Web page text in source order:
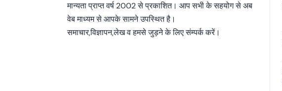
मान्यता प्राप्त वर्ष 2002 से प्रकाशित। आप सभी के सहयोग से अब
वेब माध्यम से आपके सामने उपस्थित है।
समाचार,विज्ञापन,लेख व हमसे जुड़ने के लिए संम्पर्क करें।